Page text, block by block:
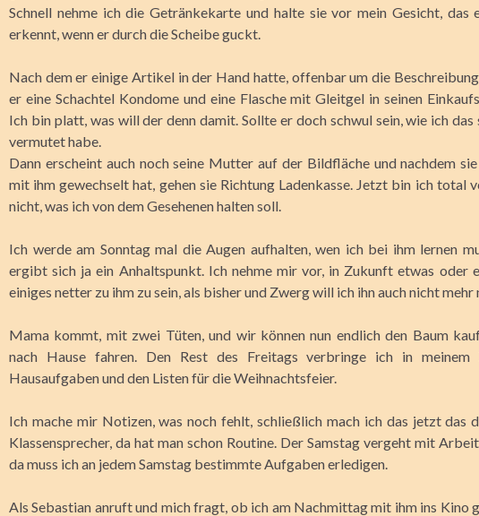
Schnell nehme ich die Getränkekarte und halte sie vor mein Gesicht, das
erkennt, wenn er durch die Scheibe guckt.
Nach dem er einige Artikel in der Hand hatte, offenbar um die
er eine Schachtel Kondome und eine Flasche mit Gleitgel in seinen
Ich bin platt, was will der denn damit. Sollte er doch schwul sein, wie ich das
vermutet habe.
Dann erscheint auch noch seine Mutter auf der Bildfläche und nachdem
mit ihm gewechselt hat, gehen sie Richtung Ladenkasse. Jetzt bin ich total
nicht, was ich von dem Gesehenen halten soll.
Ich werde am Sonntag mal die Augen aufhalten, wen ich bei ihm lernen
ergibt sich ja ein Anhaltspunkt. Ich nehme mir vor, in Zukunft etwas oder
einiges netter zu ihm zu sein, als bisher und Zwerg will ich ihn auch nicht mehr
Mama kommt, mit zwei Tüten, und wir können nun endlich den Baum
nach Hause fahren. Den Rest des Freitags verbringe ich in
Hausaufgaben und den Listen für die Weihnachtsfeier.
Ich mache mir Notizen, was noch fehlt, schließlich mach ich das jetzt das
Klassensprecher, da hat man schon Routine. Der Samstag vergeht mit
da muss ich an jedem Samstag bestimmte Aufgaben erledigen.
Als Sebastian anruft und mich fragt, ob ich am Nachmittag mit ihm ins Kino